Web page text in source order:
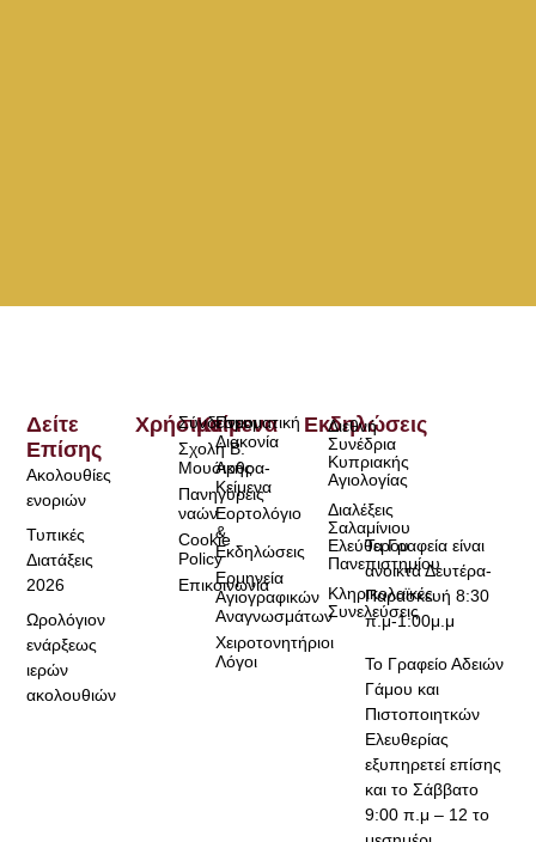
Τα Γραφεία είναι
ανοικτά Δευτέρα-
Παρασκευή 8:30
π.μ-1:00μ.μ
Το Γραφείο Αδειών
Γάμου και
Πιστοποιητκών
Ελευθερίας
εξυπηρετεί επίσης
και το Σάββατο
9:00 π.μ – 12 το
Χρήσιμα
Σύνδεσμοι
Σχολή Β.
Μουσικής
Πανηγύρεις
ναών
Cookie
Policy
Επικοινωνία
Κείμενα
Πνευματική
Διακονία
Άρθρα-
Κείμενα
Εορτολόγιο
&
Εκδηλώσεις
Ερμηνεία
Αγιογραφικών
Αναγνωσμάτων
Χειροτονητήριοι
Λόγοι
Δείτε
Επίσης
Ακολουθίες
ενοριών
Τυπικές
Διατάξεις
2026
Ωρολόγιον
ενάρξεως
ιερών
ακολουθιών
Εκδηλώσεις
Διεθνή
Συνέδρια
Κυπριακής
Αγιολογίας
Διαλέξεις
Σαλαμίνιου
Ελεύθερου
Πανεπιστημίου
Κληρικολαϊκές
Συνελεύσεις